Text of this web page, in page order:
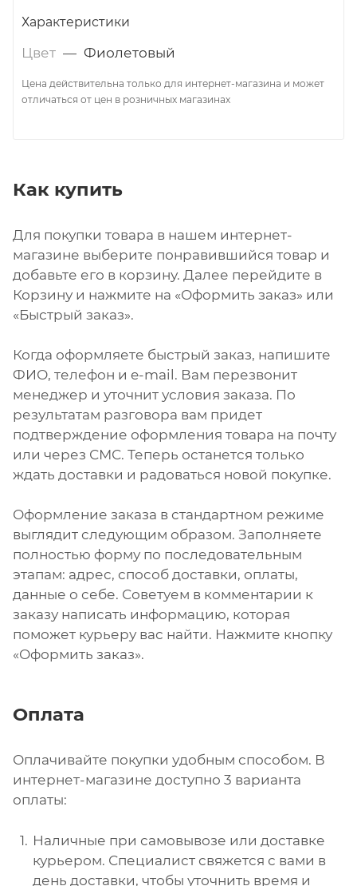
Характеристики
Цвет — Фиолетовый
Цена действительна только для интернет-магазина и может
отличаться от цен в розничных магазинах
Как купить
Для покупки товара в нашем интернет-
магазине выберите понравившийся товар и
добавьте его в корзину. Далее перейдите в
Корзину и нажмите на «Оформить заказ» или
«Быстрый заказ».
Когда оформляете быстрый заказ, напишите
ФИО, телефон и e-mail. Вам перезвонит
менеджер и уточнит условия заказа. По
результатам разговора вам придет
подтверждение оформления товара на почту
или через СМС. Теперь останется только
ждать доставки и радоваться новой покупке.
Оформление заказа в стандартном режиме
выглядит следующим образом. Заполняете
полностью форму по последовательным
этапам: адрес, способ доставки, оплаты,
данные о себе. Советуем в комментарии к
заказу написать информацию, которая
поможет курьеру вас найти. Нажмите кнопку
«Оформить заказ».
Оплата
Оплачивайте покупки удобным способом. В
интернет-магазине доступно 3 варианта
оплаты:
Наличные при самовывозе или доставке
курьером. Специалист свяжется с вами в
день доставки, чтобы уточнить время и